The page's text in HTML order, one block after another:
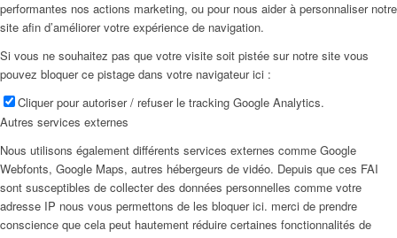
performantes nos actions marketing, ou pour nous aider à personnaliser notre
site afin d’améliorer votre expérience de navigation.
Si vous ne souhaitez pas que votre visite soit pistée sur notre site vous
pouvez bloquer ce pistage dans votre navigateur ici :
Cliquer pour autoriser / refuser le tracking Google Analytics.
Autres services externes
Nous utilisons également différents services externes comme Google
Webfonts, Google Maps, autres hébergeurs de vidéo. Depuis que ces FAI
sont susceptibles de collecter des données personnelles comme votre
adresse IP nous vous permettons de les bloquer ici. merci de prendre
conscience que cela peut hautement réduire certaines fonctionnalités de